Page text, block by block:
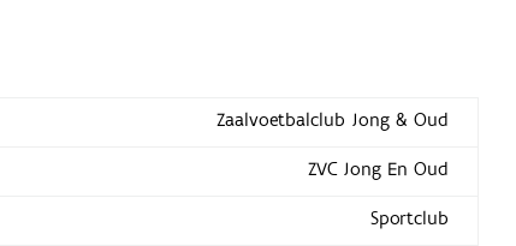
Zaalvoetbalclub Jong & Oud
ZVC Jong En Oud
Sportclub